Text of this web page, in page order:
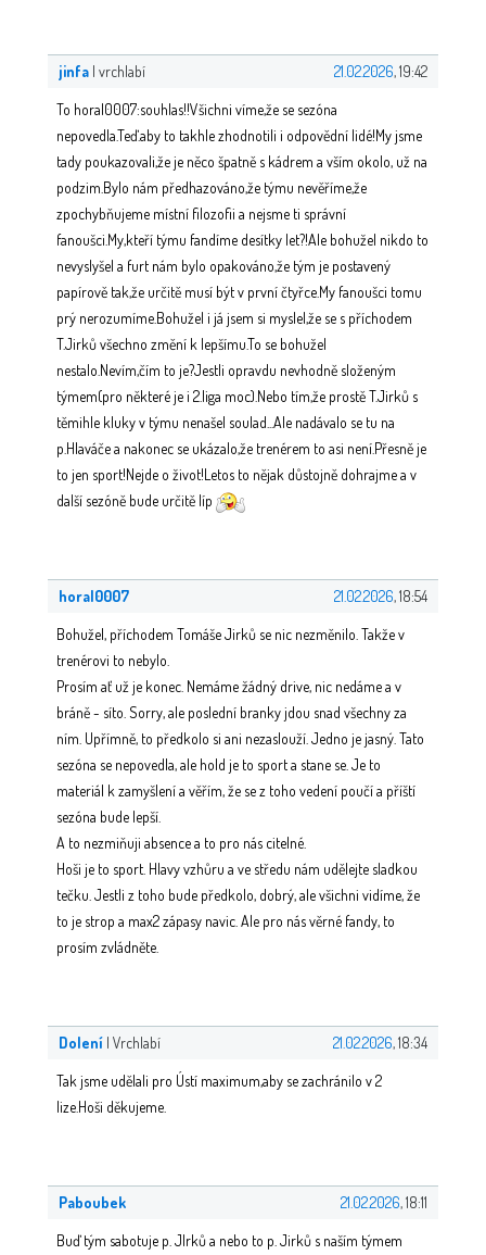
jinfa | vrchlabí 21.02.2026, 19:42
To horal0007:souhlas!!Všichni víme,že se sezóna
nepovedla.Teď.aby to takhle zhodnotili i odpovědní lidé!My jsme
tady poukazovali,že je něco špatně s kádrem a vším okolo, už na
podzim.Bylo nám předhazováno,že týmu nevěříme,že
zpochybňujeme místní filozofii a nejsme ti správní
fanoušci.My,kteří týmu fandíme desítky let?!Ale bohužel nikdo to
nevyslyšel a furt nám bylo opakováno,že tým je postavený
papírově tak,že určitě musí být v první čtyřce.My fanoušci tomu
prý nerozumíme.Bohužel i já jsem si myslel,že se s příchodem
T.Jirků všechno změní k lepšímu.To se bohužel
nestalo.Nevím,čím to je?Jestli opravdu nevhodně složeným
týmem(pro některé je i 2.liga moc).Nebo tím,že prostě T.Jirků s
těmihle kluky v týmu nenašel soulad...Ale nadávalo se tu na
p.Hlaváče a nakonec se ukázalo,že trenérem to asi není.Přesně je
to jen sport!Nejde o život!Letos to nějak důstojně dohrajme a v
další sezóně bude určitě líp
horal0007 21.02.2026, 18:54
Bohužel, příchodem Tomáše Jirků se nic nezměnilo. Takže v
trenérovi to nebylo.
Prosím ať už je konec. Nemáme žádný drive, nic nedáme a v
bráně - síto. Sorry, ale poslední branky jdou snad všechny za
ním. Upřímně, to předkolo si ani nezaslouží. Jedno je jasný. Tato
sezóna se nepovedla, ale hold je to sport a stane se. Je to
materiál k zamyšlení a věřím, že se z toho vedení poučí a příští
sezóna bude lepší.
A to nezmiňuji absence a to pro nás citelné.
Hoši je to sport. Hlavy vzhůru a ve středu nám udělejte sladkou
tečku. Jestli z toho bude předkolo, dobrý, ale všichni vidíme, že
to je strop a max2 zápasy navic. Ale pro nás věrné fandy, to
prosím zvládněte.
Dolení | Vrchlabí 21.02.2026, 18:34
Tak jsme udělali pro Ústí maximum,aby se zachránilo v 2
lize.Hoši děkujeme.
Paboubek 21.02.2026, 18:11
Buď tým sabotuje p. JIrků a nebo to p. Jirků s naším týmem